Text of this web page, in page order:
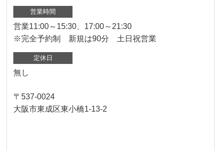
営業時間
営業11:00～15:30、17:00～21:30
※完全予約制 新規は90分 土日祝営業
定休日
無し
〒537-0024
大阪市東成区東小橋1-13-2